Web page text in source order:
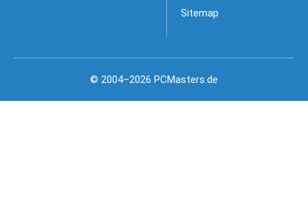
Sitemap
© 2004–2026 PCMasters.de